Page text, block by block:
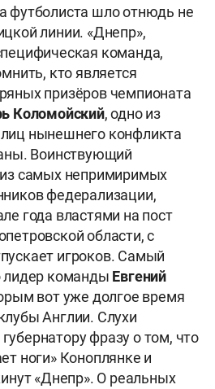
футболиста шло отнюдь не
линии. «Днепр»,
команда,
кто является
призёров чемпионата
Коломойский, одно из
нынешнего конфликта
Воинствующий
самых непримиримых
федерализации,
года властями на пост
области, с
игроков. Самый
лидер команды Евгений
вот уже долгое время
Англии. Слухи
фразу о том, что
ноги» Коноплянке и
«Днепр». О реальных